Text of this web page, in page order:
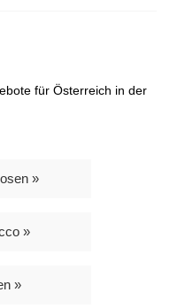
für Österreich in der
»
»
»